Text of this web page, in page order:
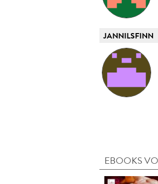
JANNILSFINN
EBOOKS